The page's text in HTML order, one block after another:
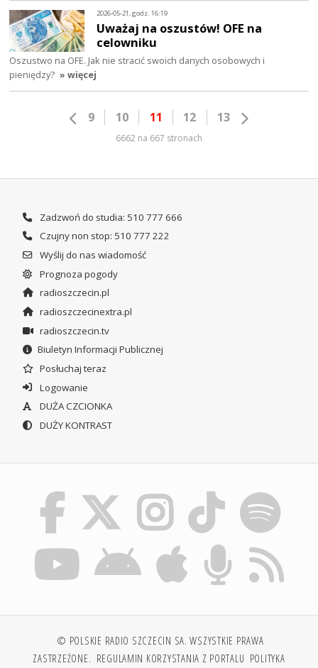
2026-05-21, godz. 16:19
Uważaj na oszustów! OFE na
celowniku
Oszustwo na OFE. Jak nie stracić swoich danych osobowych i
pieniędzy? » więcej
9 10 11 12 13
6662 na 667 stronach
Zadzwoń do studia: 510 777 666
Czujny non stop: 510 777 222
Wyślij do nas wiadomość
Prognoza pogody
radioszczecin.pl
radioszczecinextra.pl
radioszczecin.tv
Biuletyn Informacji Publicznej
Posłuchaj teraz
Logowanie
DUŻA CZCIONKA
DUŻY KONTRAST
© POLSKIE RADIO SZCZECIN SA. WSZYSTKIE PRAWA
ZASTRZEŻONE. REGULAMIN KORZYSTANIA Z PORTALU POLITYKA